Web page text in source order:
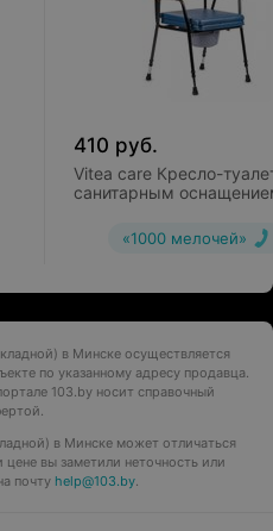
410 руб.
Vitea care Кресло-
санитарным
«1000 мелочей»
в Минске осуществляется
по указанному адресу продавца.
103.by носит справочный
в Минске может отличаться
вы заметили неточность или
почту help@103.by.